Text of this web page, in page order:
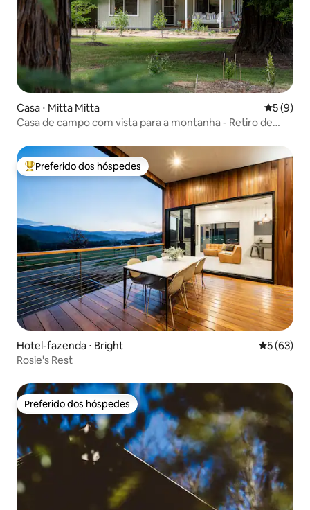
Casa ⋅ Mitta Mitta 5 de
5 (9)
Casa de campo com vista para a montanha - Retiro de
Entre os melhores preferidos dos hóspedes
Preferido dos hóspedes
Hotel-fazenda ⋅ Bright 5 de uma
5 (63)
Rosie's Rest
Preferido dos hóspedes
Preferido dos hóspedes